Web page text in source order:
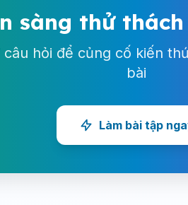
sàng thử
câu hỏi để củng cố kiến
bài
Làm bài tập